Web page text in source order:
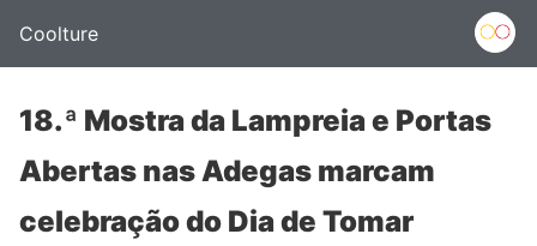
Coolture
18.ª Mostra da Lampreia e Portas
Abertas nas Adegas marcam
celebração do Dia de Tomar